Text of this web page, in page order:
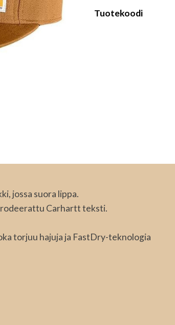
Tuotekoodi
jossa suora lippa.
Carhartt teksti.
torjuu hajuja ja FastDry-teknologia